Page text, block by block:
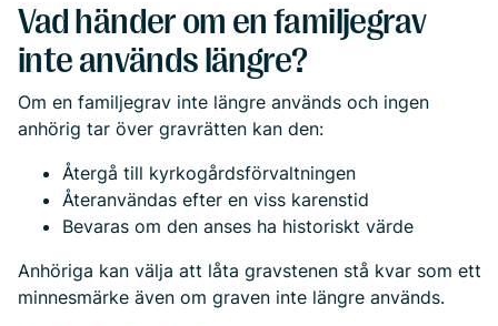
Vad händer om en familjegrav
inte används längre?
Om en familjegrav inte längre används och ingen
anhörig tar över gravrätten kan den:
Återgå till kyrkogårdsförvaltningen
Återanvändas efter en viss karenstid
Bevaras om den anses ha historiskt värde
Anhöriga kan välja att låta gravstenen stå kvar som ett
minnesmärke även om graven inte längre används.